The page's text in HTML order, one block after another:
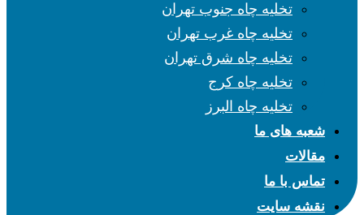
تخلیه چاه جنوب تهران
تخلیه چاه غرب تهران
تخلیه چاه شرق تهران
تخلیه چاه کرج
تخلیه چاه البرز
شعبه های ما
مقالات
تماس با ما
نقشه سایت